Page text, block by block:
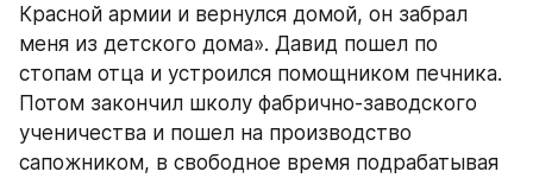
Красной армии и вернулся домой, он забрал
меня из детского дома». Давид пошел по
стопам отца и устроился помощником печника.
Потом закончил школу фабрично-заводского
ученичества и пошел на производство
сапожником, в свободное время подрабатывая